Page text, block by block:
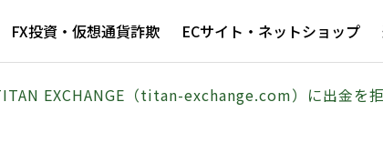
FX投資・仮想通貨詐欺 ECサイト・ネットショップ
EXCHANGE（titan-exchange.com）に出金を